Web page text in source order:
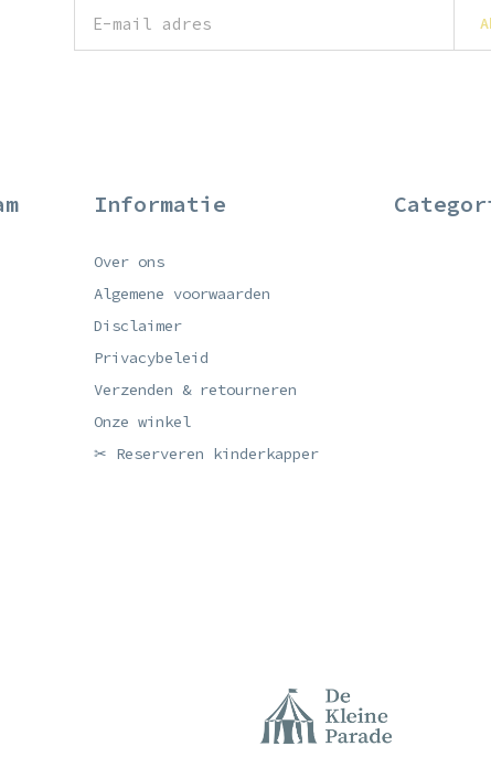
Informatie
Over ons
Algemene voorwaarden
Disclaimer
Privacybeleid
Verzenden & retourneren
Onze winkel
✂ Reserveren kinderkapper